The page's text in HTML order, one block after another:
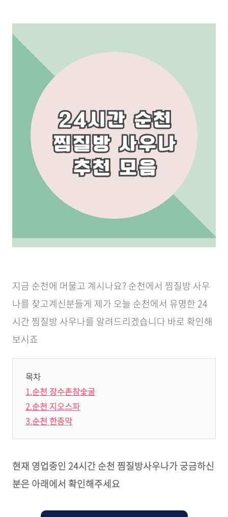
지금 순천에 머물고 계시나요? 순천에서 찜질방 사우
나를 찾고계신분들게 제가 오늘 순천에서 유명한 24
시간 찜질방 사우나를 알려드리겠습니다 바로 확인해
보시죠
목차
1.순천 장수촌참숯굴
2.순천 지오스파
3.순천 한증막
현재 영업중인 24시간 순천 찜질방사우나가 궁금하신
분은 아래에서 확인해주세요